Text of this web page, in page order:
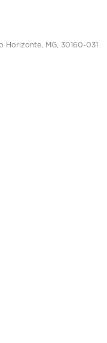
Horizonte, MG, 30160-031